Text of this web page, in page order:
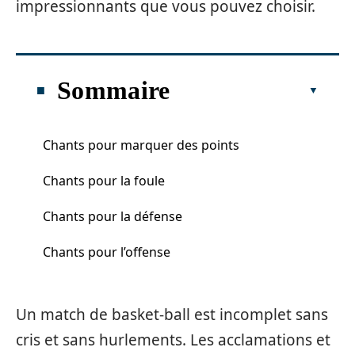
impressionnants que vous pouvez choisir.
Sommaire
Chants pour marquer des points
Chants pour la foule
Chants pour la défense
Chants pour l’offense
Un match de basket-ball est incomplet sans
cris et sans hurlements. Les acclamations et